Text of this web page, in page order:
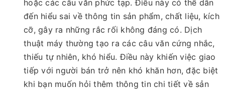
hoặc các câu văn phức tạp. Điều này có thể dẫn
đến hiểu sai về thông tin sản phẩm, chất liệu, kích
cỡ, gây ra những rắc rối không đáng có. Dịch
thuật máy thường tạo ra các câu văn cứng nhắc,
thiếu tự nhiên, khó hiểu. Điều này khiến việc giao
tiếp với người bán trở nên khó khăn hơn, đặc biệt
khi bạn muốn hỏi thêm thông tin chi tiết về sản